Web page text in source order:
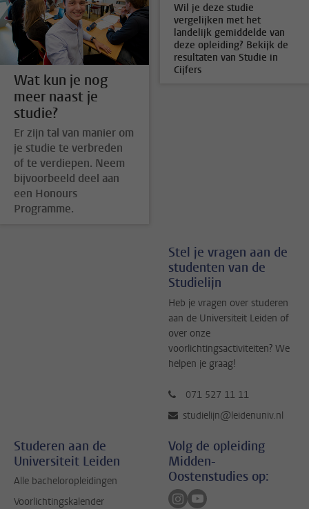
Wat kun je nog
meer naast je
studie?
Er zijn tal van manier om
je studie te verbreden
of te verdiepen. Neem
bijvoorbeeld deel aan
een Honours
Programme.
Wil je deze studie
vergelijken met het
landelijk gemiddelde van
deze opleiding? Bekijk de
resultaten van Studie in
Cijfers
Stel je vragen aan de
studenten van de
Studielijn
Heb je vragen over studeren
aan de Universiteit Leiden of
over onze
voorlichtingsactiviteiten? We
helpen je graag!
071 527 11 11
studielijn@leidenuniv.nl
Studeren aan de
Universiteit Leiden
Alle bacheloropleidingen
Voorlichtingskalender
Volg de opleiding
Midden-
Oostenstudies op:
Volg ons op instagram
Volg ons op youtube